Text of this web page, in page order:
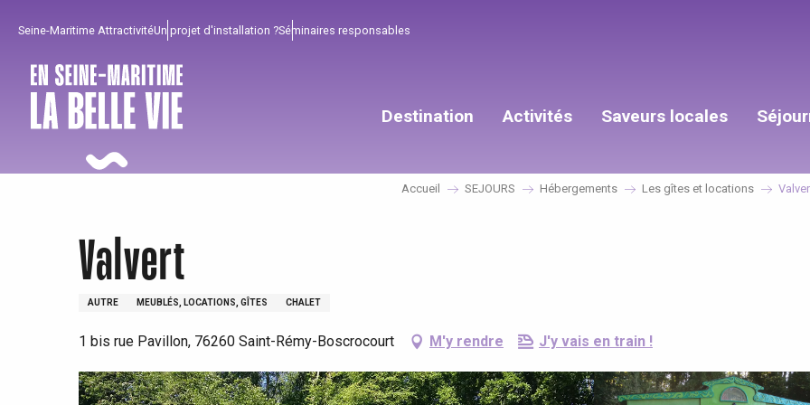
principal
Seine-Maritime AttractivitéUn projet d'installation ?Séminaires responsables
Destination Activités
Pour profiter
Saveurs locales
Incontournables
Bien de chez nous !
Accueil SEJOURS Hébergements Les gîtes et locations
Valvert
AUTRE MEUBLÉS, LOCATIONS, GÎTES CHALET
1 bis rue Pavillon, 76260 Saint-Rémy-Boscrocourt M'y rendre J'y vais en train !